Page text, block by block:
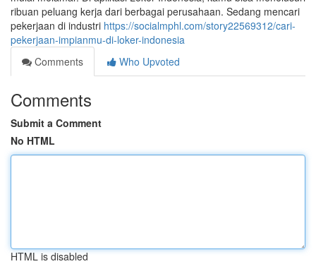
ribuan peluang kerja dari berbagai perusahaan. Sedang mencari
pekerjaan di industri https://socialmphl.com/story22569312/cari-
pekerjaan-impianmu-di-loker-indonesia
Comments
Who Upvoted
Comments
Submit a Comment
No HTML
HTML is disabled